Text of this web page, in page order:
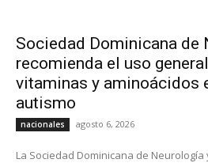
Sociedad Dominicana de
recomienda el uso
vitaminas y aminoácidos
autismo
nacionales agosto 6, 2026
La Sociedad Dominicana de